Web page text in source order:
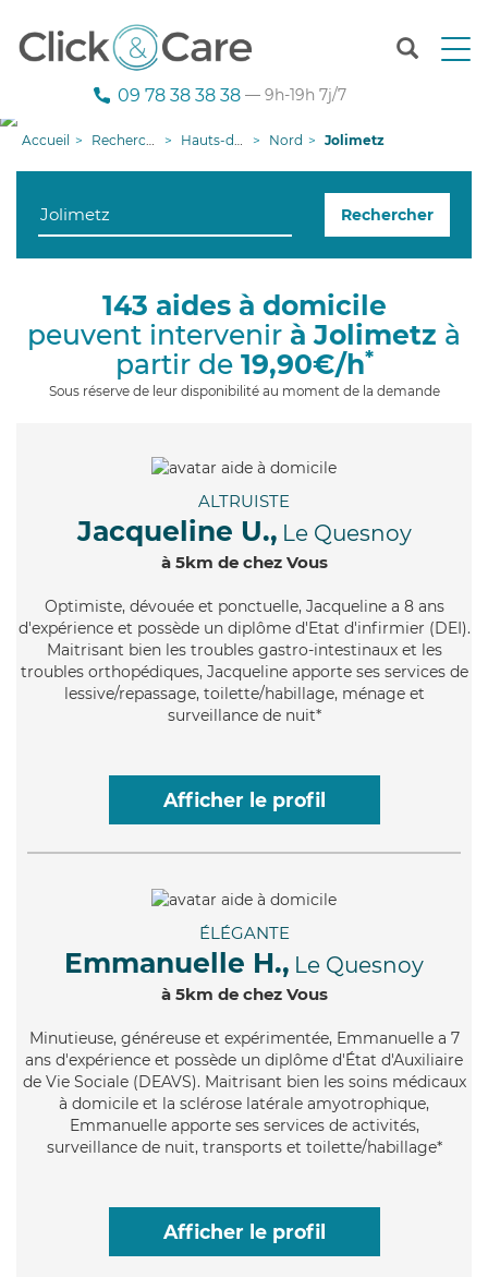
T
n
g
i
09 78 38 38 38 — 9h-19h 7j/7
Accueil Recherche aide à domicile Hauts-de-France Nord Jolimetz
Rechercher
143 aides à domicile
peuvent intervenir à Jolimetz à
partir de 19,90€/h*
Sous réserve de leur disponibilité au moment de la demande
ALTRUISTE
Jacqueline U., Le Quesnoy
à 5km de chez Vous
Optimiste, dévouée et ponctuelle, Jacqueline a 8 ans
d'expérience et possède un diplôme d'Etat d'infirmier (DEI).
Maitrisant bien les troubles gastro-intestinaux et les
troubles orthopédiques, Jacqueline apporte ses services de
lessive/repassage, toilette/habillage, ménage et
surveillance de nuit*
Afficher le profil
ÉLÉGANTE
Emmanuelle H., Le Quesnoy
à 5km de chez Vous
Minutieuse, généreuse et expérimentée, Emmanuelle a 7
ans d'expérience et possède un diplôme d'État d'Auxiliaire
de Vie Sociale (DEAVS). Maitrisant bien les soins médicaux
à domicile et la sclérose latérale amyotrophique,
Emmanuelle apporte ses services de activités,
surveillance de nuit, transports et toilette/habillage*
Afficher le profil